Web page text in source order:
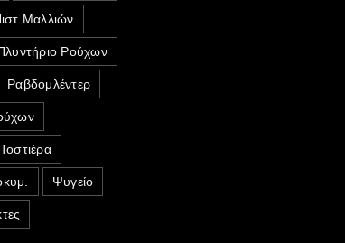
Ρούχων
Ραβδομλέντερ
Τοστιέρα
Ψυγείο